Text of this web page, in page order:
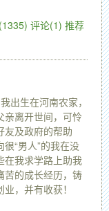
评论(1) 推荐
出生在河南农家，
亲离开世间，可怜
友及政府的帮助
“男人”的我在没
在我求学路上助我
苦的成长经历，铸
业，并有收获！